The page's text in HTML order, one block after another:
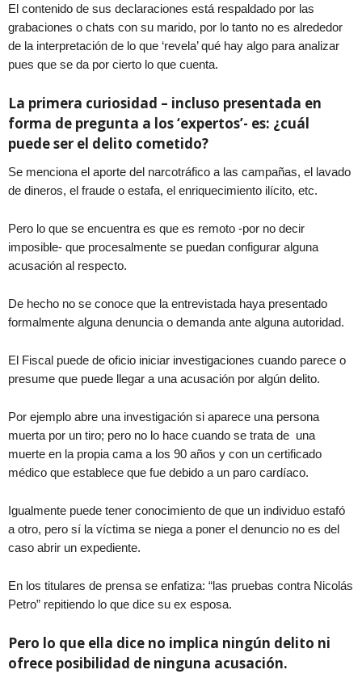
El contenido de sus declaraciones está respaldado por las
grabaciones o chats con su marido, por lo tanto no es alrededor
de la interpretación de lo que ‘revela’ qué hay algo para analizar
pues que se da por cierto lo que cuenta.
La primera curiosidad – incluso presentada en
forma de pregunta a los ‘expertos’- es: ¿cuál
puede ser el delito cometido?
Se menciona el aporte del narcotráfico a las campañas, el lavado
de dineros, el fraude o estafa, el enriquecimiento ilícito, etc.
Pero lo que se encuentra es que es remoto -por no decir
imposible- que procesalmente se puedan configurar alguna
acusación al respecto.
De hecho no se conoce que la entrevistada haya presentado
formalmente alguna denuncia o demanda ante alguna autoridad.
El Fiscal puede de oficio iniciar investigaciones cuando parece o
presume que puede llegar a una acusación por algún delito.
Por ejemplo abre una investigación si aparece una persona
muerta por un tiro; pero no lo hace cuando se trata de una
muerte en la propia cama a los 90 años y con un certificado
médico que establece que fue debido a un paro cardíaco.
Igualmente puede tener conocimiento de que un individuo estafó
a otro, pero sí la víctima se niega a poner el denuncio no es del
caso abrir un expediente.
En los titulares de prensa se enfatiza: “las pruebas contra Nicolás
Petro” repitiendo lo que dice su ex esposa.
Pero lo que ella dice no implica ningún delito ni
ofrece posibilidad de ninguna acusación.